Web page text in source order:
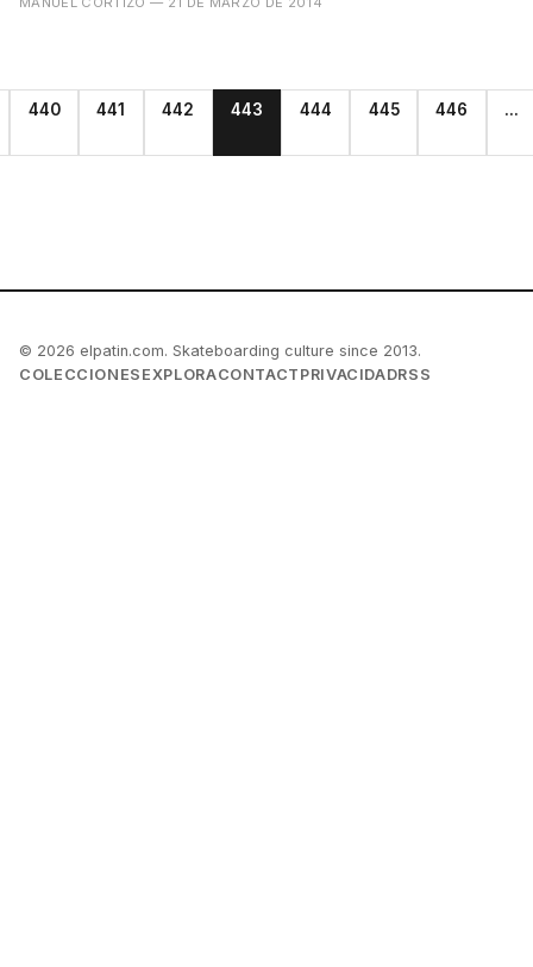
440 441 442 443 444 445 446 ...
© 2026 elpatin.com. Skateboarding culture since 2013.
COLECCIONES EXPLORACONTACT PRIVACIDADRSS